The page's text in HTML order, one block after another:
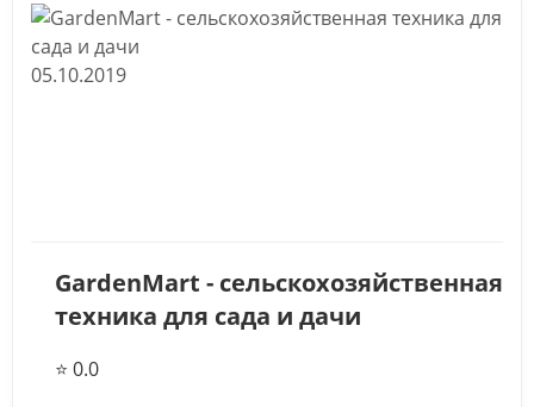
05.10.2019
GardenMart - сельскохозяйственная
техника для сада и дачи
⭐ 0.0